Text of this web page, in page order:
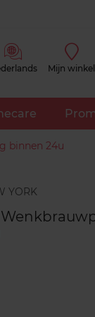
Mijn winkel
binnen 24u